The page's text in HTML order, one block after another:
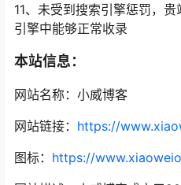
11、未受到搜索引擎惩罚，
引擎中能够正常收录
本站信息：
网站名称：小威博客
网站链接： https://
图标： https://